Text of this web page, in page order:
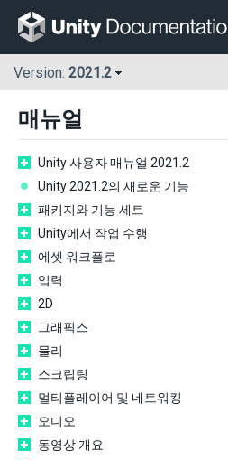
Version: 2021.2
매뉴얼
Unity 사용자 매뉴얼 2021.2
Unity 2021.2의 새로운 기능
패키지와 기능 세트
Unity에서 작업 수행
에셋 워크플로
입력
2D
그래픽스
물리
스크립팅
멀티플레이어 및 네트워킹
오디오
동영상 개요